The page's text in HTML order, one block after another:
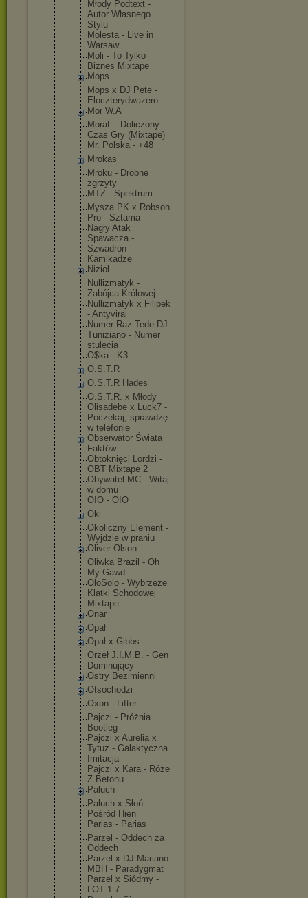
Młody Podtext -
Autor Własnego
Stylu
Molesta - Live in
Warsaw
Moli - To Tylko
Biznes Mixtape
Mops
Mops x DJ Pete -
Eloczterydwazero
Mor W.A
MoraL - Doliczony
Czas Gry (Mixtape)
Mr. Polska - +48
Mrokas
Mroku - Drobne
zgrzyty
MTZ - Spektrum
Mysza PK x Robson
Pro - Sztama
Nagły Atak
Spawacza -
Szwadron
Kamikadze
Nizioł
Nullizmatyk -
Zabójca Królowej
Nullizmatyk x Filipek
- Antyviral
Numer Raz Tede DJ
Tuniziano - Numer
stulecia
O$ka - K3
O.S.T.R
O.S.T.R Hades
O.S.T.R. x Młody
Olisadebe x Luck7 -
Poczekaj, sprawdzę
w telefonie
Obserwator Świata
Faktów
Obtoknięci Lordzi -
OBT Mixtape 2
Obywatel MC - Witaj
w domu
OIO - OIO
Oki
Okoliczny Element -
Wyjdzie w praniu
Oliver Olson
Oliwka Brazil - Oh
My Gawd
OloSolo - Wybrzeże
Klatki Schodowej
Mixtape
Onar
Opał
Opał x Gibbs
Orzeł J.I.M.B. - Gen
Dominujący
Ostry Bezimienni
Otsochodzi
Oxon - Lifter
Pajczi - Próżnia
Bootleg
Pajczi x Aurelia x
Tytuz - Galaktyczna
Imitacja
Pajczi x Kara - Róże
Z Betonu
Paluch
Paluch x Słoń -
Pośród Hien
Parias - Parias
Parzel - Oddech za
Oddech
Parzel x DJ Mariano
MBH - Paradygmat
Parzel x Siódmy -
LOT 1.7